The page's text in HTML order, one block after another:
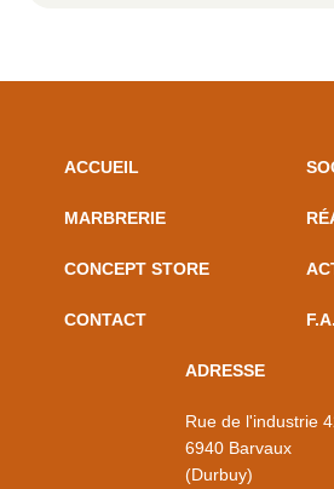
ACCUEIL
MARBRERIE
CONCEPT STORE
CONTACT
ADRESSE
Rue de l'industrie
6940 Barvaux
(Durbuy)